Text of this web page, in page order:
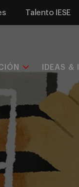
Talento IESE
IDEAS &